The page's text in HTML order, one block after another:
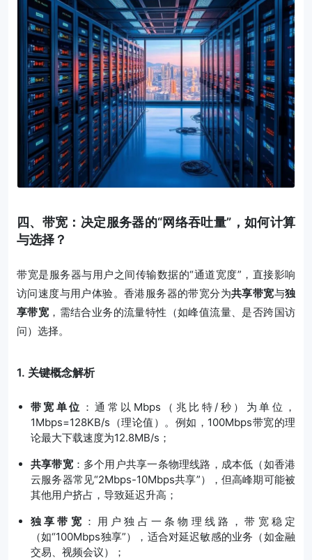
四、带宽：决定服务器的“网络吞吐量”，如何计算
与选择？
带宽是服务器与用户之间传输数据的“通道宽度”，直接影响
访问速度与用户体验。香港服务器的带宽分为共享带宽与独
享带宽 ，需结合业务的流量特性（如峰值流量、是否跨国访
问）选择。
1. 关键概念解析
带宽单位 ：通常以Mbps（兆比特/秒）为单位，
1Mbps=128KB/s（理论值）。例如，100Mbps带宽的理
论最大下载速度为12.8MB/s；
共享带宽：多个用户共享一条物理线路，成本低（如香港
云服务器常见“2Mbps-10Mbps共享”），但高峰期可能被
其他用户挤占，导致延迟升高；
独享带宽 ：用户独占一条物理线路，带宽稳定
（如“100Mbps独享”），适合对延迟敏感的业务（如金融
交易、视频会议）；